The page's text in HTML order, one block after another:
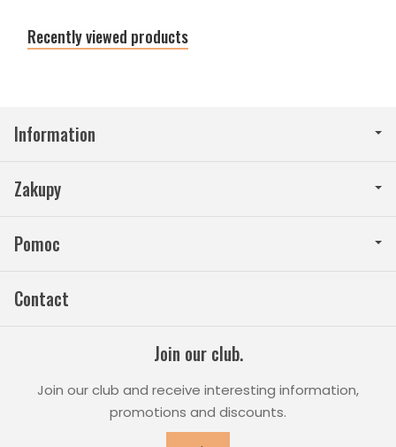
Recently viewed products
Information
Zakupy
Pomoc
Contact
Join our club.
Join our club and receive interesting information,
promotions and discounts.